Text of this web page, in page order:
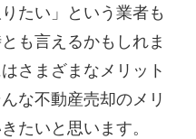
たい」という業者も
も言えるかもしれま
さまざまなメリット
な不動産売却のメリ
たいと思います。